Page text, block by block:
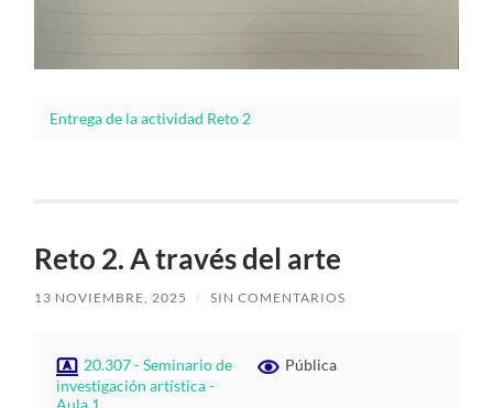
Entrega de la actividad Reto 2
Reto 2. A través del arte
13 NOVIEMBRE, 2025 / SIN COMENTARIOS
20.307 - Seminario de
investigación artística -
Aula 1
Pública